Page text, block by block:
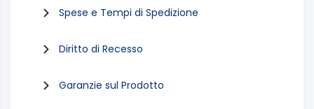
Spese e Tempi di Spedizione
Diritto di Recesso
Garanzie sul Prodotto